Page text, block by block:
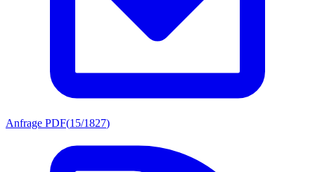
Anfrage PDF(15/1827)